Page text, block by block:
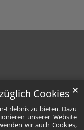
Cookies
Erlebnis zu bieten. Dazu
unserer Website
wir auch Cookies,
✕